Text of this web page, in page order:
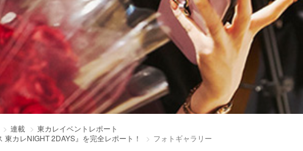
連載
東カレイベントレポート
カレNIGHT 2DAYS』を完全レポート！
フォトギャラリー